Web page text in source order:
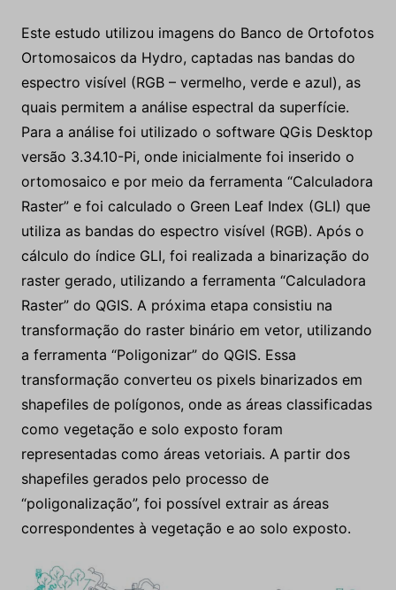
Este estudo utilizou imagens do Banco de Ortofotos
Ortomosaicos da Hydro, captadas nas bandas do
espectro visível (RGB – vermelho, verde e azul), as
quais permitem a análise espectral da superfície.
Para a análise foi utilizado o software QGis Desktop
versão 3.34.10-Pi, onde inicialmente foi inserido o
ortomosaico e por meio da ferramenta “Calculadora
Raster” e foi calculado o Green Leaf Index (GLI) que
utiliza as bandas do espectro visível (RGB). Após o
cálculo do índice GLI, foi realizada a binarização do
raster gerado, utilizando a ferramenta “Calculadora
Raster” do QGIS. A próxima etapa consistiu na
transformação do raster binário em vetor, utilizando
a ferramenta “Poligonizar” do QGIS. Essa
transformação converteu os pixels binarizados em
shapefiles de polígonos, onde as áreas classificadas
como vegetação e solo exposto foram
representadas como áreas vetoriais. A partir dos
shapefiles gerados pelo processo de
“poligonalização”, foi possível extrair as áreas
correspondentes à vegetação e ao solo exposto.